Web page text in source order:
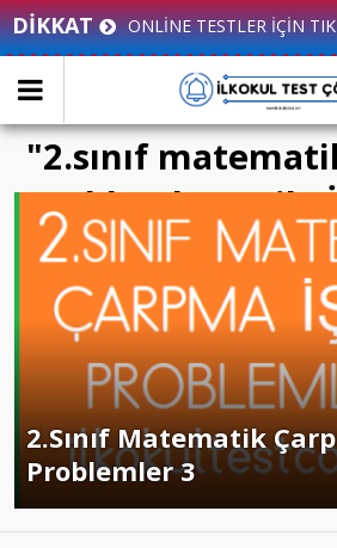
DİKKAT ONLİNE TESTLER İÇİN
"2.sınıf
problemler 3" ile
yazılar
2.Sınıf Matematik
Problemler 3